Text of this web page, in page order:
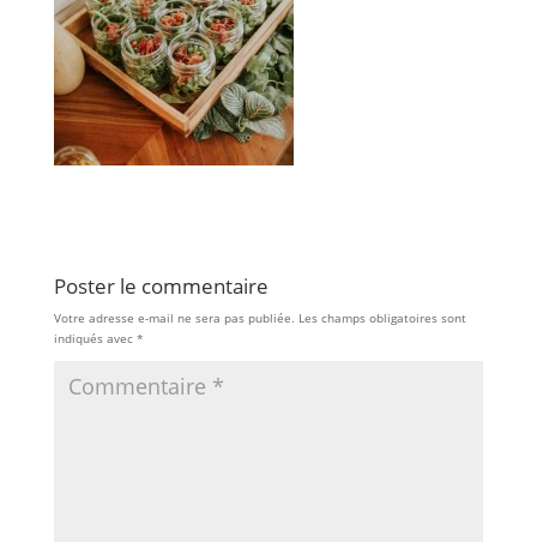
Poster le commentaire
Votre adresse e-mail ne sera pas publiée. Les champs obligatoires sont
indiqués avec *